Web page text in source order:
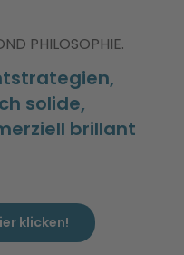
solide,
brillant
klicken!